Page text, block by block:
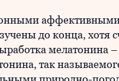
до конца, хотя
мелатонина –
так